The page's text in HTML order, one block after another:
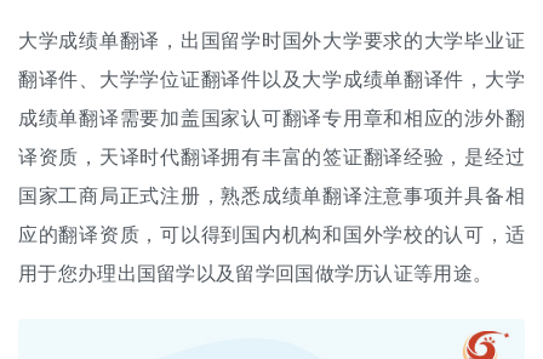
大学成绩单翻译 ，出国留学时国外大学要求的大学毕业证
翻译件、大学学位证翻译件以及大学成绩单翻译件，大学
成绩单翻译需要加盖国家认可翻译专用章和相应的涉外翻
译资质，天译时代翻译拥有丰富的签证翻译经验，是经过
国家工商局正式注册，熟悉成绩单翻译注意事项并具备相
应的翻译资质，可以得到国内机构和国外学校的认可，适
用于您办理出国留学以及留学回国做学历认证等用途。